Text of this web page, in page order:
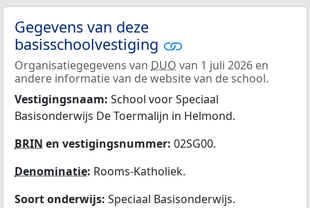
Gegevens van deze
basisschoolvestiging
Organisatiegegevens van DUO van 1 juli 2026 en
andere informatie van de website van de school.
Vestigingsnaam: School voor Speciaal
Basisonderwijs De Toermalijn in Helmond.
BRIN en vestigingsnummer: 02SG00.
Denominatie: Rooms-Katholiek.
Soort onderwijs: Speciaal Basisonderwijs.